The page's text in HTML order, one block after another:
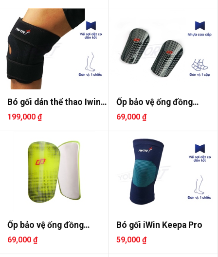
Bó gối dán thể thao Iwin
Kee..
199,000 ₫
Ốp bảo vệ ống đồng
không dây..
69,000 ₫
Ốp bảo vệ ống đồng
không dây..
69,000 ₫
Bó gối iWin Keepa Pro
59,000 ₫